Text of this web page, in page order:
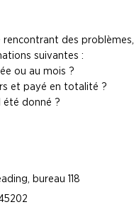
rencontrant des problèmes,
suivantes :
ou au mois ?
et payé en totalité ?
été donné ?
bureau 118